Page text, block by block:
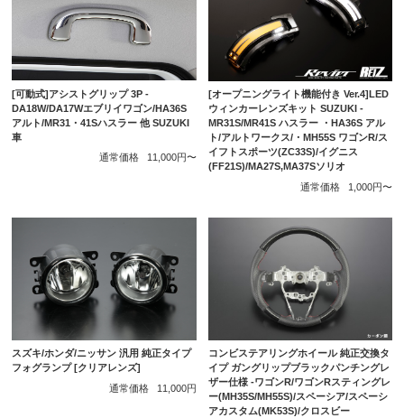
[可動式]アシストグリップ 3P -
DA18W/DA17Wエブリイワゴン/HA36S
アルト/MR31・41Sハスラー 他 SUZUKI
車
通常価格
11,000円〜
[オープニングライト機能付き Ver.4]LED
ウィンカーレンズキット SUZUKI -
MR31S/MR41S ハスラー ・HA36S アル
ト/アルトワークス/・MH55S ワゴンR/ス
イフトスポーツ(ZC33S)/イグニス
(FF21S)/MA27S,MA37Sソリオ
通常価格
1,000円〜
スズキ/ホンダ/ニッサン 汎用 純正タイプ
フォグランプ [クリアレンズ]
通常価格
11,000円
コンビステアリングホイール 純正交換タ
イプ ガングリップブラックパンチングレ
ザー仕様 -ワゴンR/ワゴンRスティングレ
ー(MH35S/MH55S)/スペーシア/スペーシ
アカスタム(MK53S)/クロスビー